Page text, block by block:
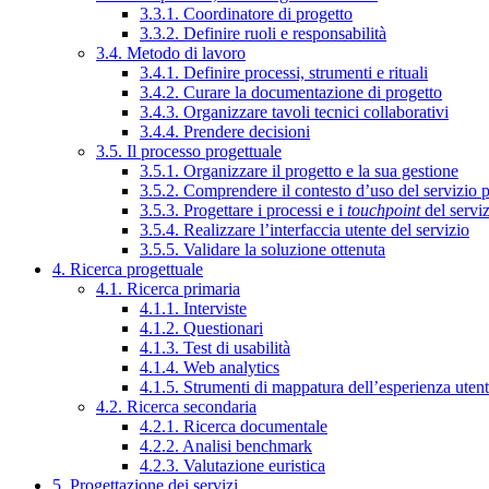
3.3.1. Coordinatore di progetto
3.3.2. Definire ruoli e responsabilità
3.4. Metodo di lavoro
3.4.1. Definire processi, strumenti e rituali
3.4.2. Curare la documentazione di progetto
3.4.3. Organizzare tavoli tecnici collaborativi
3.4.4. Prendere decisioni
3.5. Il processo progettuale
3.5.1. Organizzare il progetto e la sua gestione
3.5.2. Comprendere il contesto d’uso del servizio
3.5.3. Progettare i processi e i touchpointdel
3.5.4. Realizzare l’interfaccia utente del servizio
3.5.5. Validare la soluzione ottenuta
4. Ricerca progettuale
4.1. Ricerca primaria
4.1.1. Interviste
4.1.2. Questionari
4.1.3. Test di usabilità
4.1.4. Web analytics
4.1.5. Strumenti di mappatura dell’esperienza
4.2. Ricerca secondaria
4.2.1. Ricerca documentale
4.2.2. Analisi benchmark
4.2.3. Valutazione euristica
5. Progettazione dei servizi